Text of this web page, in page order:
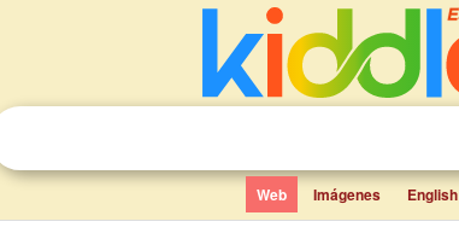
Web Imágenes English